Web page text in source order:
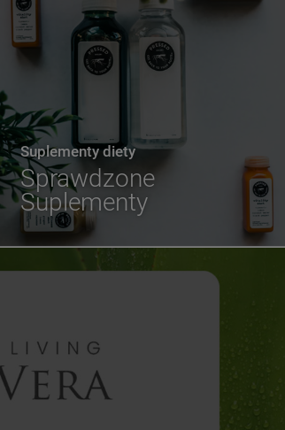
Suplementy diety
Sprawdzone
Suplementy